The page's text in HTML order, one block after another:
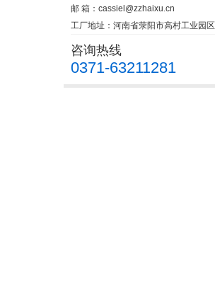
邮 箱： cassiel@zzhaixu.cn
工厂地址：河南省荥阳市高村工业园区
咨询热线
0371-63211281